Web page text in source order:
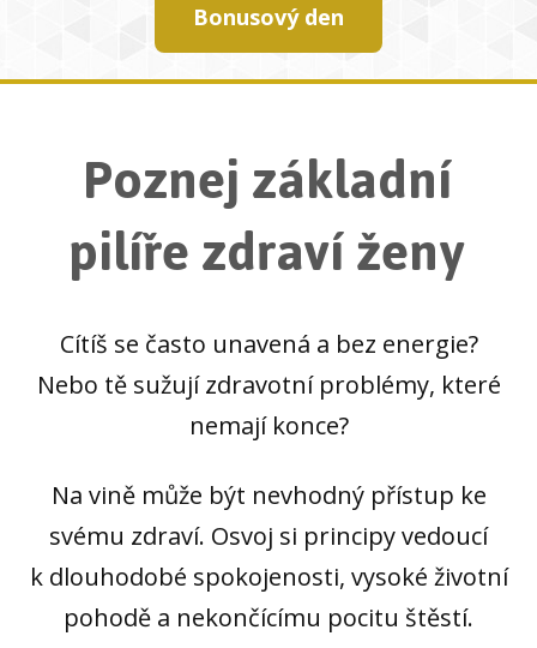
Bonusový den
Poznej základní
pilíře zdraví ženy
Cítíš se často unavená a bez energie?
Nebo tě sužují zdravotní problémy, které
nemají konce?
Na vině může být nevhodný přístup ke
svému zdraví. Osvoj si principy vedoucí
k dlouhodobé spokojenosti, vysoké životní
pohodě a nekončícímu pocitu štěstí.